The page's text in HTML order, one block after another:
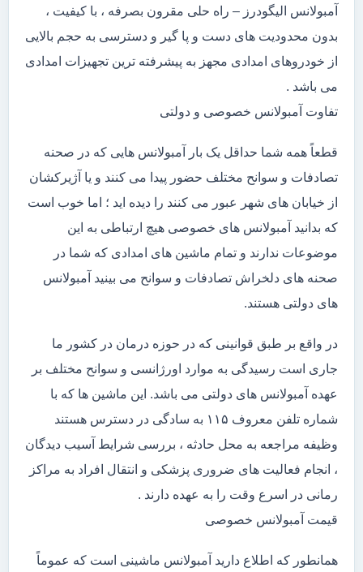
آمبولانس الیگودرز – راه حلی مقرون بصرفه ، با کیفیت ،
بدون محدودیت های دست و پا گیر و دسترسی به حجم بالایی
از خودروهای امدادی مجهز به پیشرفته ترین تجهیزات امدادی
می باشد .
تفاوت آمبولانس خصوصی و دولتی
قطعاً همه شما حداقل یک بار آمبولانس هایی که در صحنه
تصادفات و سوانح مختلف حضور پیدا می کنند و یا آژیرکشان
از خیابان های شهر عبور می کنند را دیده اید ؛ اما خوب است
که بدانید آمبولانس های خصوصی هیچ ارتباطی به این
موضوعات ندارند و تمام ماشین های امدادی که شما در
صحنه های دلخراش تصادفات و سوانح می بینید آمبولانس
های دولتی هستند.
در واقع بر طبق قوانینی که در حوزه درمان در کشور ما
جاری است رسیدگی به موارد اورژانسی و سوانح مختلف بر
عهده آمبولانس های دولتی می باشد. این ماشین ها که با
شماره تلفن معروف ۱۱۵ به سادگی در دسترس هستند
وظیفه مراجعه به محل حادثه ، بررسی شرایط آسیب دیدگان
، انجام فعالیت های ضروری پزشکی و انتقال افراد به مراکز
رمانی در اسرع وقت را به عهده دارند .
قیمت آمبولانس خصوصی
همانطور که اطلاع دارید آمبولانس ماشینی است که عموماً